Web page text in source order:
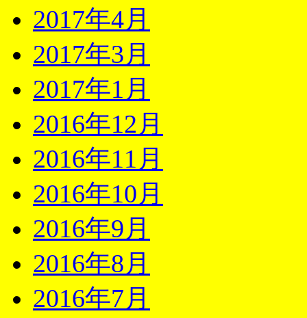
2017年4月
2017年3月
2017年1月
2016年12月
2016年11月
2016年10月
2016年9月
2016年8月
2016年7月